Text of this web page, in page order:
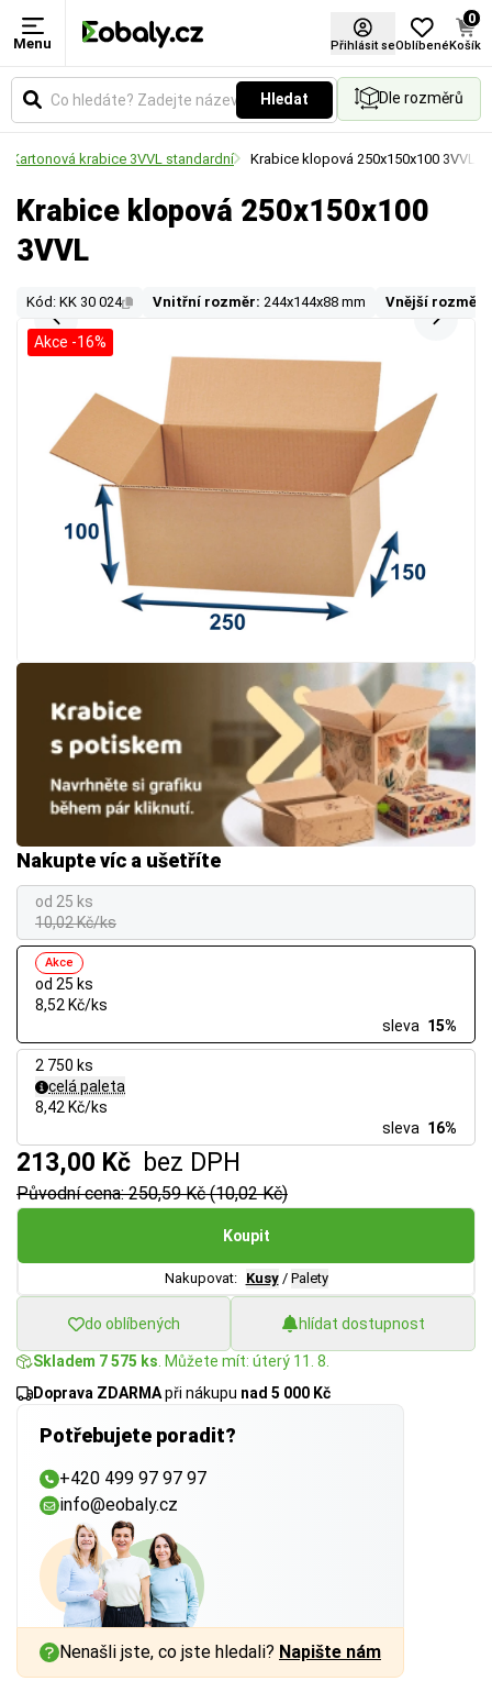
Menu Přihlásit seOblíbené
0
Košík
Hledat Dle rozměrů
Kartonová krabice 3VVL standardní Krabice klopová 250x150x100 3VVL
Krabice klopová 250x150x100
3VVL
Kód: KK 30 024 Vnitřní rozměr: 244x144x88 mm Vnější rozměr:
Nakupte víc a ušetříte
od 25 ks
10,02 Kč/ks
od 25 ks
Akce
8,52 Kč/ks
sleva 15%
2 750 ks
celá paleta
8,42 Kč/ks
sleva 16%
213,00 Kč bez DPH
Původní cena: 250,59 Kč (10,02 Kč)
Koupit
Nakupovat: Kusy / Palety
do oblíbených hlídat dostupnost
Skladem 7 575 ks . Můžete mít: úterý 11. 8.
Doprava ZDARMApři nákupu nad 5 000 Kč
Potřebujete poradit?
+420 499 97 97 97
info@eobaly.cz
Nenašli jste, co jste hledali? Napište nám
Akce -16%